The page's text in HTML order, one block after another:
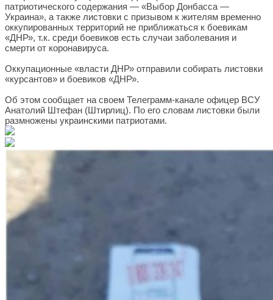
патриотического содержания — «Выбор Донбасса —
Украина», а также листовки с призывом к жителям временно
оккупированных территорий не приближаться к боевикам
«ДНР», т.к. среди боевиков есть случаи заболевания и
смерти от коронавируса.
Оккупационные «власти ДНР» отправили собирать листовки
«курсантов» и боевиков «ДНР».
Об этом сообщает на своем Телеграмм-канале офицер ВСУ
Анатолий Штефан (Штирлиц). По его словам листовки были
размножены украинскими патриотами.